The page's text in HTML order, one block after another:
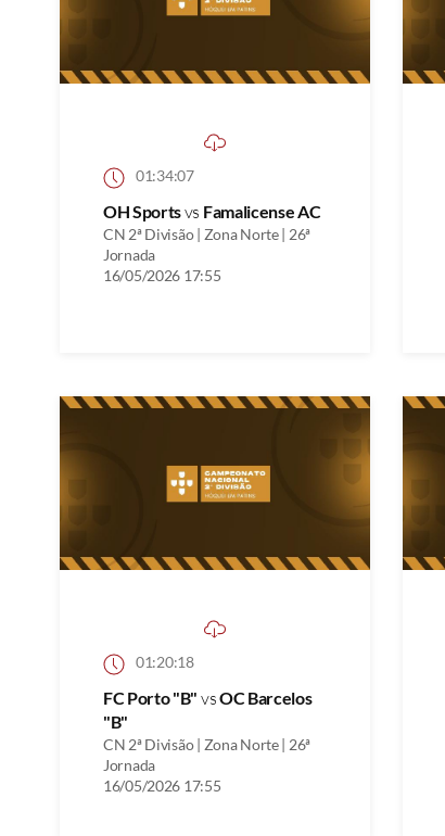
01:34:07
OH Sportsvs Famalicense AC
CN 2ª Divisão | Zona Norte | 26ª
Jornada
16/05/2026 17:55
01:20:18
FC Porto "B" vsOC Barcelos
"B"
CN 2ª Divisão | Zona Norte | 26ª
Jornada
16/05/2026 17:55